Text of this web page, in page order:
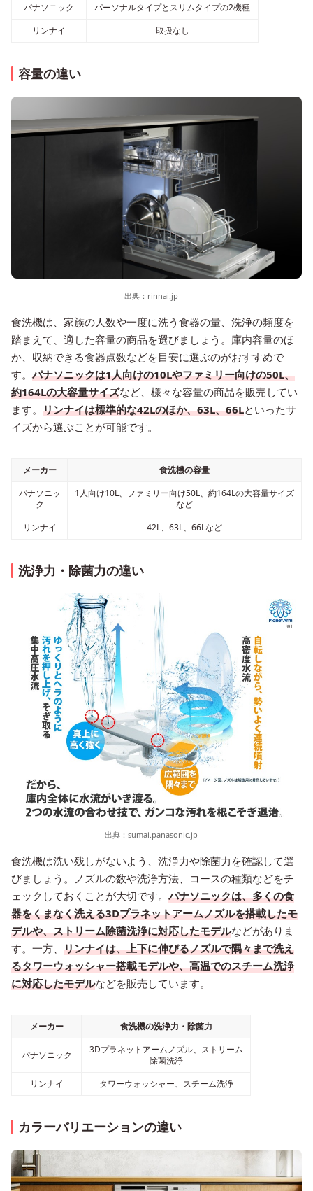
パナソニック
パーソナルタイプとスリムタイプの2機種
リンナイ
取扱なし
容量の違い
出典： rinnai.jp
食洗機は、家族の人数や一度に洗う食器の量、洗浄の頻度を
踏まえて、適した容量の商品を選びましょう。庫内容量のほ
か、収納できる食器点数などを目安に選ぶのがおすすめで
す。 パナソニックは1人向けの10Lやファミリー向けの50L、
約164Lの大容量サイズなど、様々な容量の商品を販売してい
ます。 リンナイは標準的な42Lのほか、63L、66Lといったサ
イズから選ぶことが可能です。
メーカー
食洗機の容量
パナソニッ
ク
1人向け10L、ファミリー向け50L、約164Lの大容量サイズ
など
リンナイ
42L、63L、66Lなど
洗浄力・除菌力の違い
出典： sumai.panasonic.jp
食洗機は洗い残しがないよう、洗浄力や除菌力を確認して選
びましょう。ノズルの数や洗浄方法、コースの種類などをチ
ェックしておくことが大切です。 パナソニックは、多くの食
器をくまなく洗える3Dプラネットアームノズルを搭載したモ
デルや、ストリーム除菌洗浄に対応したモデルなどがありま
す。一方、 リンナイは、上下に伸びるノズルで隅々まで洗え
るタワーウォッシャー搭載モデルや、高温でのスチーム洗浄
に対応したモデルなどを販売しています。
メーカー 食洗機の洗浄力・除菌力
パナソニック
3Dプラネットアームノズル、ストリーム
除菌洗浄
リンナイ
タワーウォッシャー、スチーム洗浄
カラーバリエーションの違い